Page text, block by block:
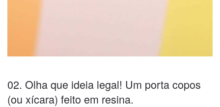
02. Olha que ideia legal! Um porta copos
(ou xícara) feito em resina.